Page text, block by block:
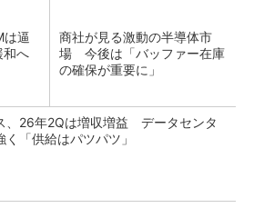
逼
和へ
商社が見る激動の半導体市
場 今後は「バッファー在庫
の確保が重要に」
、26年2Qは増収増益 データセンタ
く「供給はパツパツ」